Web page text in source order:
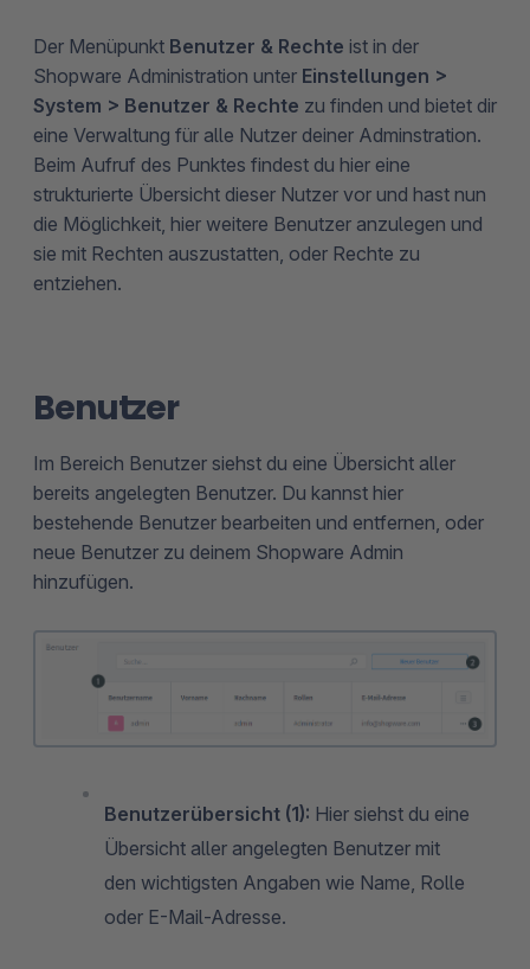
Der Menüpunkt Benutzer & Rechte ist in der
Shopware Administration unter Einstellungen >
System > Benutzer & Rechte zu finden und bietet dir
eine Verwaltung für alle Nutzer deiner Adminstration.
Beim Aufruf des Punktes findest du hier eine
strukturierte Übersicht dieser Nutzer vor und hast nun
die Möglichkeit, hier weitere Benutzer anzulegen und
sie mit Rechten auszustatten, oder Rechte zu
entziehen.
Benutzer
Im Bereich Benutzer siehst du eine Übersicht aller
bereits angelegten Benutzer. Du kannst hier
bestehende Benutzer bearbeiten und entfernen, oder
neue Benutzer zu deinem Shopware Admin
hinzufügen.
Benutzerübersicht (1): Hier siehst du eine
Übersicht aller angelegten Benutzer mit
den wichtigsten Angaben wie Name, Rolle
oder E-Mail-Adresse.